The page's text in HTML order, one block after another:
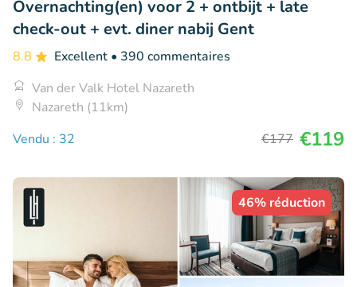
Overnachting(en) voor 2 + ontbijt + late
check-out + evt. diner nabij Gent
8.8 Excellent • 390 commentaires
Van der Valk Hotel Nazareth
Nazareth (11km)
Vendu : 32
€177 €119
46% réduction